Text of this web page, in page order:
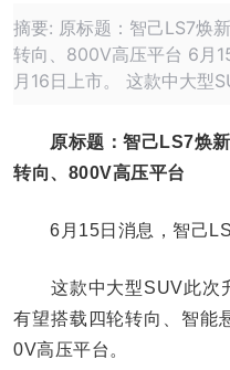
摘要: 原标题：智己LS7焕
转向、800V高压平台 6月
月16日上市。 这款中大型
原标题：智己LS7焕新
转向、800V高压平台
6月15日消息，智己
这款中大型SUV此次升
有望搭载四轮转向、智能
0V高压平台。